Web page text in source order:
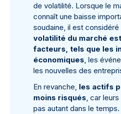
de volatilité. Lorsque le
connaît une baisse
soudaine, il est
volatilité du marché
facteurs, tels que les
économiques , les
les nouvelles des
En revanche, les actifs
moins risqués , car
pas autant dans le